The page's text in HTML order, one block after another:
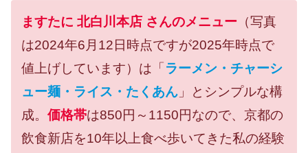
ますたに 北白川本店 さんのメニュー （写真
は2024年6月12日時点ですが2025年時点で
値上げしています）は「ラーメン・チャーシ
ュー麺・ライス・たくあん 」とシンプルな構
成。 価格帯は850円～1150円なので、京都の
飲食新店を10年以上食べ歩いてきた私の経験